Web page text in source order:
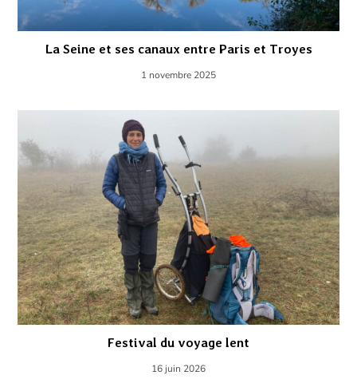
La Seine et ses canaux entre Paris et Troyes
1 novembre 2025
Festival du voyage lent
16 juin 2026